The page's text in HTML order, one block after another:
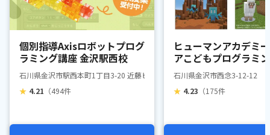
個別指導Axisロボットプログ
ラミング講座 金沢駅西校
石川県金沢市駅西本町1丁目3-20 近藤ビル2F
★ 4.21 （494件
ヒューマンアカデミ
アこどもプログラミ
金沢駅西
石川県金沢市西念3-12-12
★ 4.23 （175件